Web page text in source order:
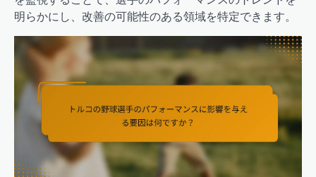
明らかにし、改善の可能性のある領域を特定できます。